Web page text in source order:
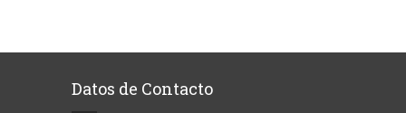
Datos de Contacto